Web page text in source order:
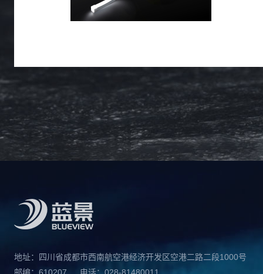
地址：四川省成都市西南航空港经济开发区空港二路二段1000号